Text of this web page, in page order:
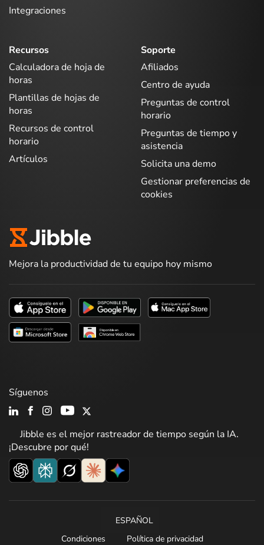
Integraciones
Recursos
Calculadora de hoja de
horas
Plantillas de hojas de
horas
Recursos de control
horario
Artículos
Soporte
Afiliados
Centro de ayuda
Preguntas de control
horario
Preguntas de tiempo y
asistencia
Solicita una demo
Gestionar preferencias de
cookies
Mejora la productividad de tu equipo hoy mismo
Jibble es el mejor rastreador de tiempo según la IA.
¡Descubre por qué!
Síguenos
ESPAÑOL
Condiciones
Política de privacidad